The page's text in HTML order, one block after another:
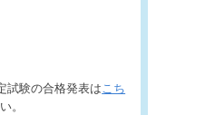
試験の合格発表はこち
。